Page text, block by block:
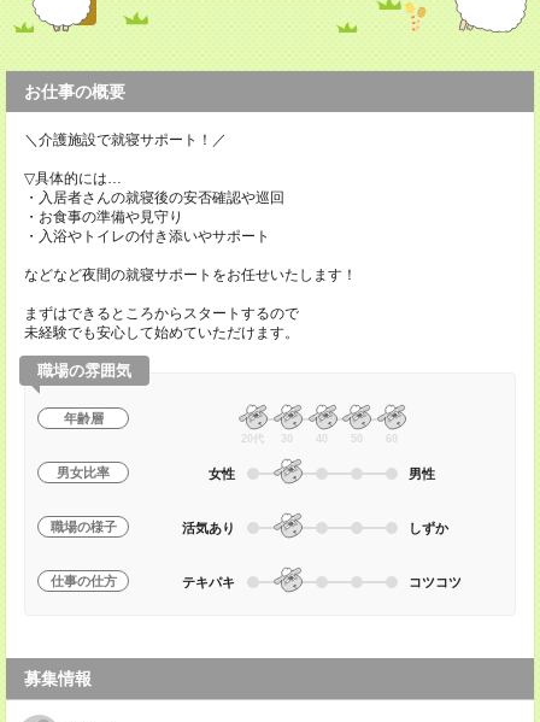
お仕事の概要
＼介護施設で就寝サポート！／
▽具体的には…
・入居者さんの就寝後の安否確認や巡回
・お食事の準備や見守り
・入浴やトイレの付き添いやサポート
などなど夜間の就寝サポートをお任せいたします！
まずはできるところからスタートするので
未経験でも安心して始めていただけます。
職場の雰囲気
年齢層
20代 30 40 50 60
男女比率 女性 男性
職場の様子 活気あり しずか
仕事の仕方 テキパキ コツコツ
募集情報